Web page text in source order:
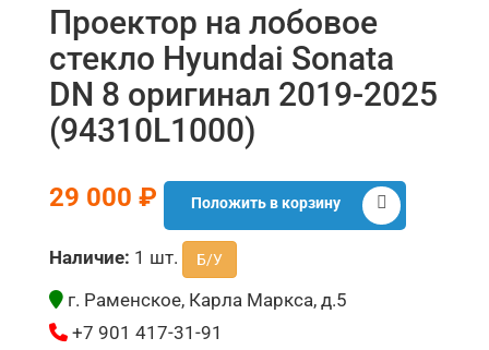
Проектор на лобовое
стекло Hyundai Sonata
DN 8 оригинал 2019-2025
(94310L1000)
29 000 ₽ Положить в корзину
Наличие: 1 шт. Б/У
г. Раменское, Карла Маркса, д.5
+7 901 417-31-91